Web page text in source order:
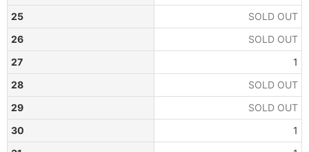
25
SOLD OUT
26
SOLD OUT
27
1
28
SOLD OUT
29
SOLD OUT
30
1